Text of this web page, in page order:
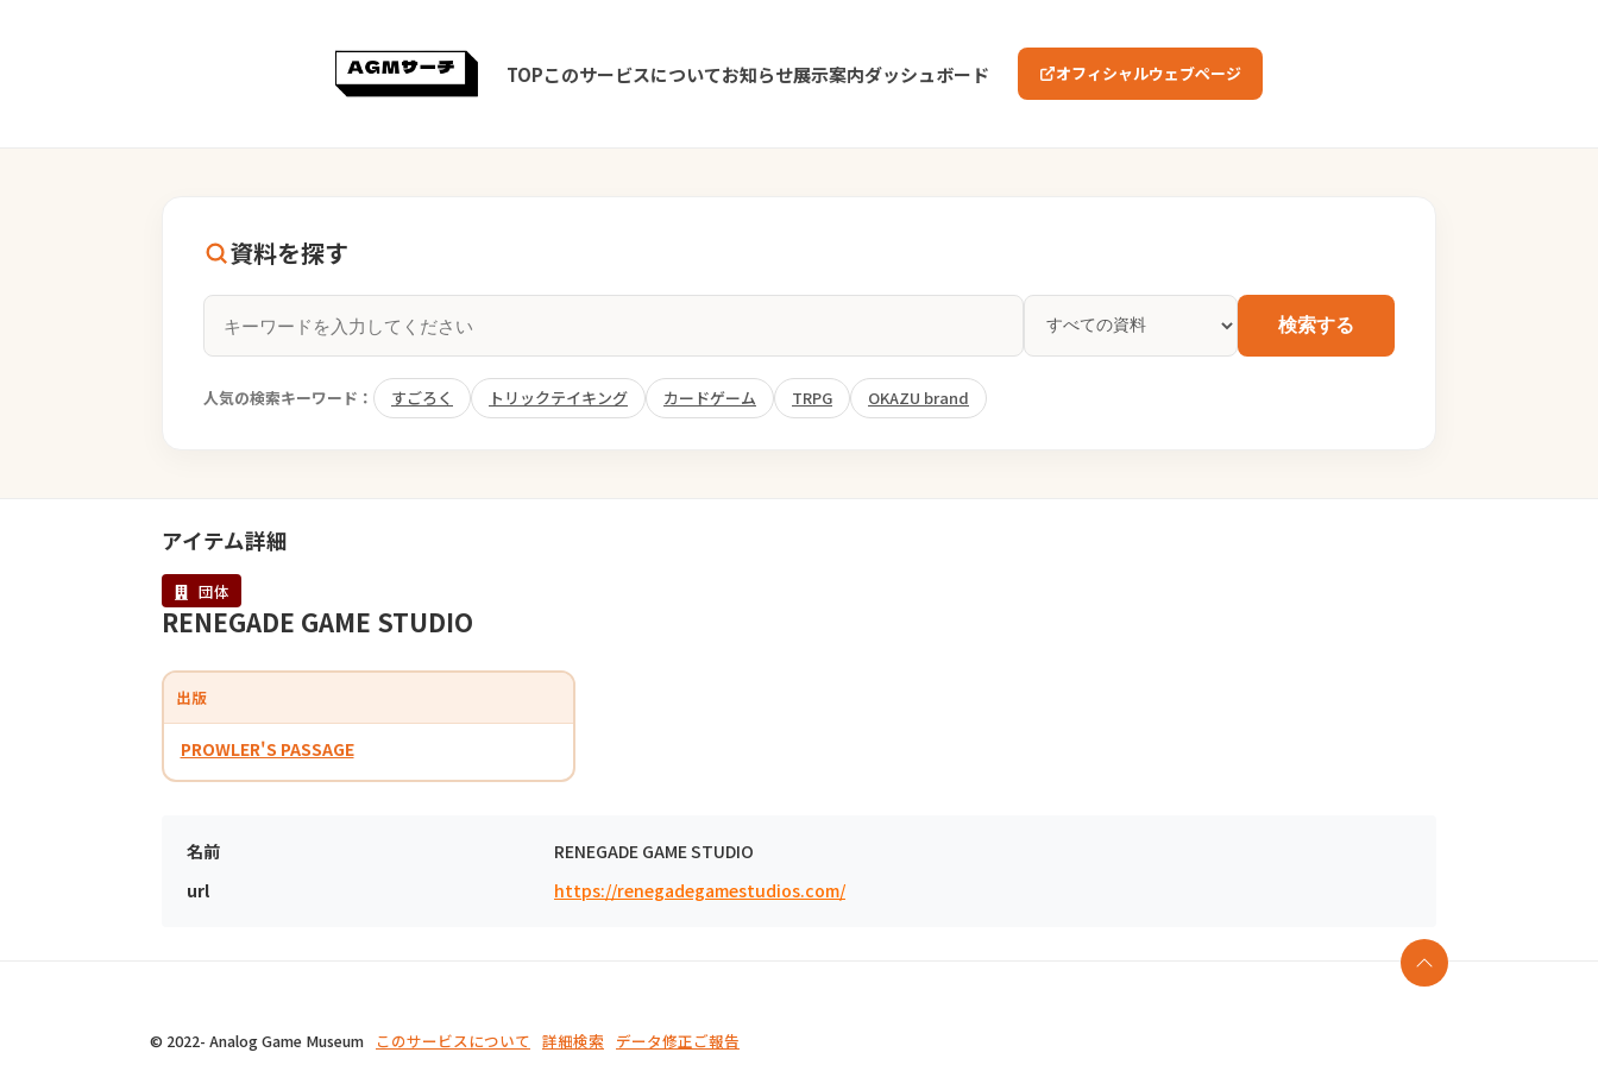
TOPこのサービスについてお知らせ展示案内ダッシュボード オフィシャルウェブページ
資料を探す
検索する
人気の検索キーワード： すごろく トリックテイキング カードゲーム TRPG OKAZU brand
アイテム詳細
団体
RENEGADE GAME STUDIO
出版
PROWLER'S PASSAGE
名前
RENEGADE GAME STUDIO
url
https://renegadegamestudios.com/
© 2022- Analog Game Museum このサービスについて 詳細検索 データ修正ご報告